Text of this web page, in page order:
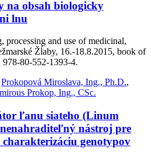
na obsah biologicky
lnu
processing and use of medicinal,
Žĺaby, 16.-18.8.2015, book of
80-552-1393-4.
Prokopová Miroslava, Ing., Ph.D.,
Prokop, Ing., CSc.
ľanu siateho (Linum
nástroj pre
genotypov